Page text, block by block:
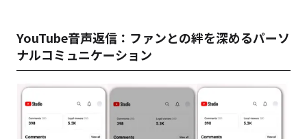
YouTube音声返信：ファンとの絆を深めるパーソ
ナルコミュニケーション